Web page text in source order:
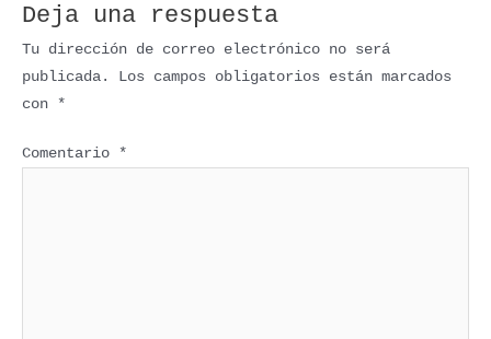
Deja una respuesta
Tu dirección de correo electrónico no será
publicada.
Los campos obligatorios están marcados
con *
Comentario *